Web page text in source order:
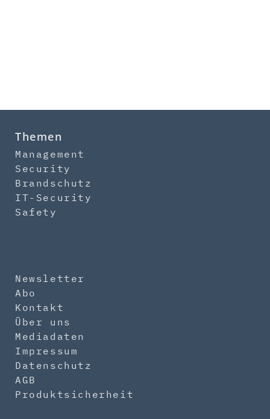
Themen
Management
Security
Brandschutz
IT-Security
Safety
Newsletter
Abo
Kontakt
Über uns
Mediadaten
Impressum
Datenschutz
AGB
Produktsicherheit